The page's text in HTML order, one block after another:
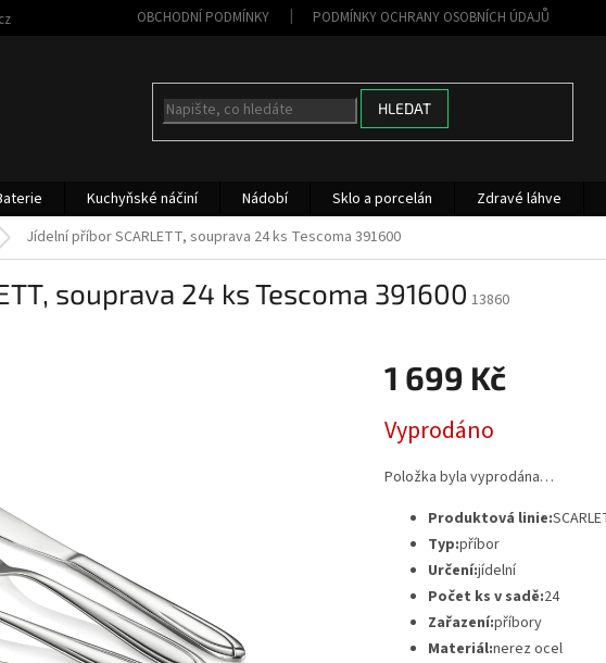
OBCHODNÍ PODMÍNKY PODMÍNKY OCHRANY OSOBNÍCH ÚDAJŮ
HLEDAT
Kuchyňské náčiní Nádobí Sklo a porcelán Zdravé láhve
Jídelní příbor SCARLETT, souprava 24 ks Tescoma 391600
souprava 24 ks Tescoma 391600 13860
1 699 Kč
cena:
Vyprodáno
Položka byla vyprodána…
Produktová linie:
Typ:příbor
Určení:jídelní
Počet ks v sadě:24
Zařazení:příbory
Materiál:nerez ocel